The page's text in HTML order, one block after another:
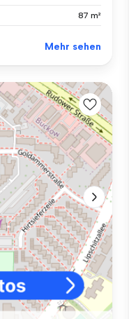
87 m²
Mehr sehen